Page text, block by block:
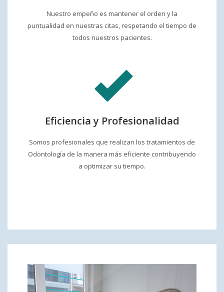
Nuestro empeño es mantener el orden y la
puntualidad en nuestras citas, respetando el tiempo de
todos nuestros pacientes.
Eficiencia y Profesionalidad
Somos profesionales que realizan los tratamientos de
Odontología de la manera más eficiente contribuyendo
a optimizar su tiempo.